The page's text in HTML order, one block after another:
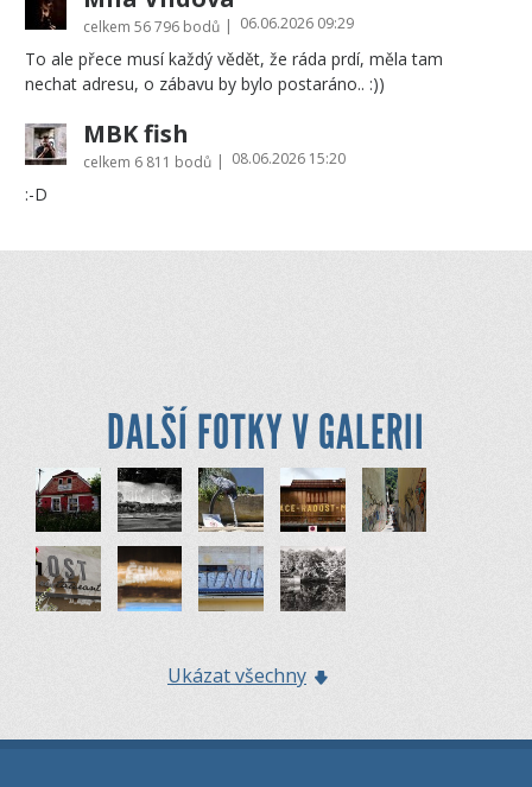
celkem 56 796 bodů | 06.06.2026 09:29
To ale přece musí každý vědět, že ráda prdí, měla tam
nechat adresu, o zábavu by bylo postaráno.. :))
MBK fish
celkem 6 811 bodů | 08.06.2026 15:20
:-D
DALŠÍ FOTKY V GALERII
Ukázat všechny